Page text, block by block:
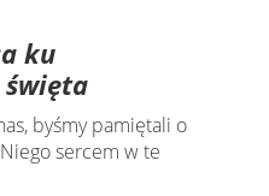
ku
byśmy pamiętali o
sercem w te